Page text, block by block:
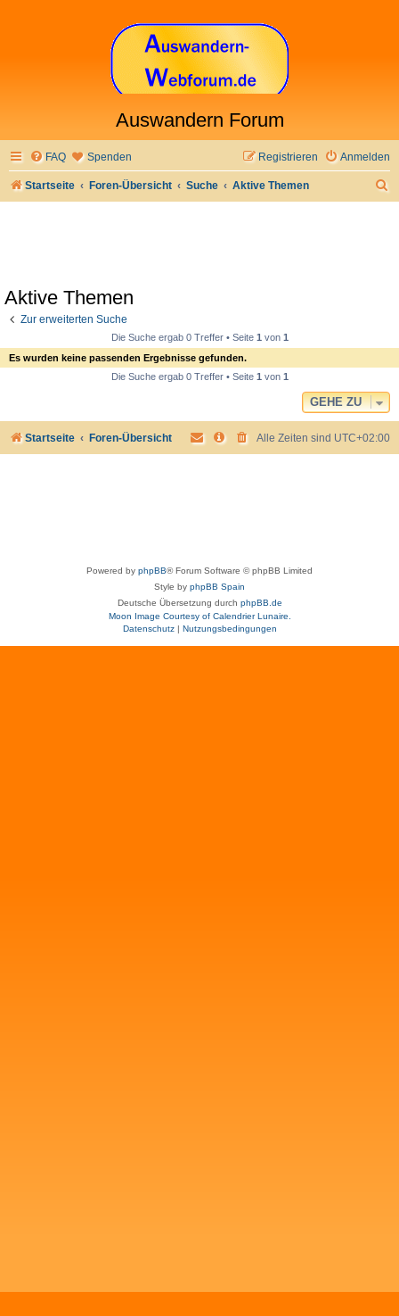
Auswandern Forum
FAQ Spenden Anmelden
Registrieren
Startseite Foren-Übersicht Suche Aktive Themen
Aktive Themen
Zur erweiterten Suche
Die Suche ergab 0 Treffer • Seite 1von 1
Es wurden keine passenden Ergebnisse gefunden.
Die Suche ergab 0 Treffer • Seite 1von 1
GEHE ZU
Startseite Foren-Übersicht Alle Zeiten sind UTC+02:00
Powered by phpBB® Forum Software © phpBB Limited
Style by phpBB Spain
Deutsche Übersetzung durch phpBB.de
Moon Image Courtesy of Calendrier Lunaire.
Datenschutz| Nutzungsbedingungen